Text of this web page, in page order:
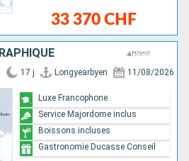
33 370 CHF
17 j Longyearbyen 11/08/2026
Luxe Francophone
Service Majordome inclus
Boissons incluses
Gastronomie Ducasse Conseil